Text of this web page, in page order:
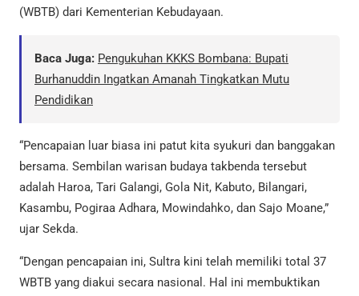
(WBTB) dari Kementerian Kebudayaan.
Baca Juga: Pengukuhan KKKS Bombana: Bupati
Burhanuddin Ingatkan Amanah Tingkatkan Mutu
Pendidikan
“Pencapaian luar biasa ini patut kita syukuri dan banggakan
bersama. Sembilan warisan budaya takbenda tersebut
adalah Haroa, Tari Galangi, Gola Nit, Kabuto, Bilangari,
Kasambu, Pogiraa Adhara, Mowindahko, dan Sajo Moane,”
ujar Sekda.
“Dengan pencapaian ini, Sultra kini telah memiliki total 37
WBTB yang diakui secara nasional. Hal ini membuktikan